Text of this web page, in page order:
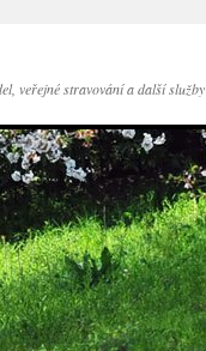
veřejné stravování a další služby